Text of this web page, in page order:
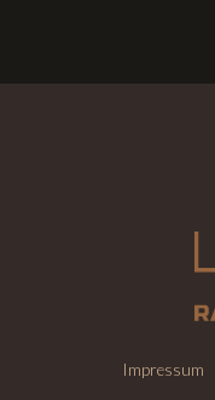
Impressum